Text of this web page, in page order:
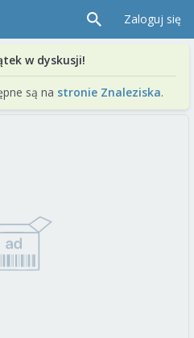
Zaloguj się
w dyskusji!
są na stronie Znaleziska.